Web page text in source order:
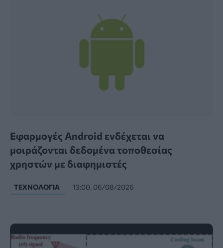
Εφαρμογές Android ενδέχεται να
μοιράζονται δεδομένα τοποθεσίας
χρηστών με διαφημιστές
ΤΕΧΝΟΛΟΓΊΑ 13:00, 06/08/2026